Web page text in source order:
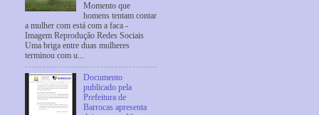
Momento que
homens tentam contar
a mulher com está com a faca -
Imagem Reprodução Redes Sociais
Uma briga entre duas mulheres
terminou com u...
Documento
publicado pela
Prefeitura de
Barrocas apresenta